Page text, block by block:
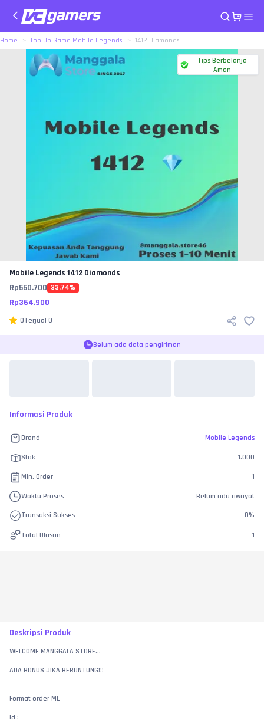
Home Top Up Game Mobile Legends 1412 Diamonds
Tips Berbelanja
Aman
Mobile Legends 1412 Diamonds
Rp550.700 33.74%
Rp364.900
0Terjual 0
Belum ada data pengiriman
Informasi Produk
Brand Mobile Legends
Stok 1.000
Min. Order 1
Waktu Proses Belum ada riwayat
Transaksi Sukses 0%
Total Ulasan 1
Deskripsi Produk
WELCOME MANGGALA STORE...
ADA BONUS JIKA BERUNTUNG!!!
Format order ML
Id :